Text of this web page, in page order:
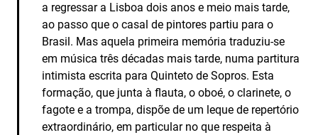
a regressar a Lisboa dois anos e meio mais tarde,
ao passo que o casal de pintores partiu para o
Brasil. Mas aquela primeira memória traduziu-se
em música três décadas mais tarde, numa partitura
intimista escrita para Quinteto de Sopros. Esta
formação, que junta à flauta, o oboé, o clarinete, o
fagote e a trompa, dispõe de um leque de repertório
extraordinário, em particular no que respeita à